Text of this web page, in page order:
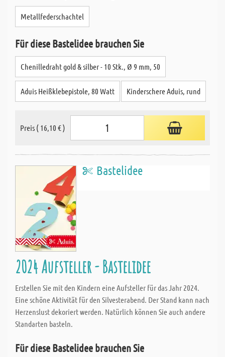
Metallfederschachtel
Für diese Bastelidee brauchen Sie
Chenilledraht gold & silber - 10 Stk., Ø 9 mm, 50
Aduis Heißklebepistole, 80 Watt Kinderschere Aduis, rund
Preis ( 16,10 € )
Bastelidee
2024 Aufsteller - Bastelidee
Erstellen Sie mit den Kindern eine Aufsteller für das Jahr 2024.
Eine schöne Aktivität für den Silvesterabend. Der Stand kann nach
Herzenslust dekoriert werden. Natürlich können Sie auch andere
Standarten basteln.
Für diese Bastelidee brauchen Sie